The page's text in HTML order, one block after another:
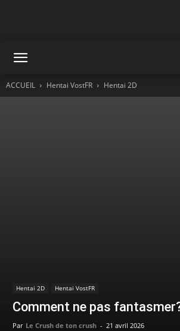
ACCUEIL Hentai VostFR Hentai 2D
Hentai 2D Hentai VostFR
Comment ne pas
Par Le Crush de ton crush - 21 avril 2026